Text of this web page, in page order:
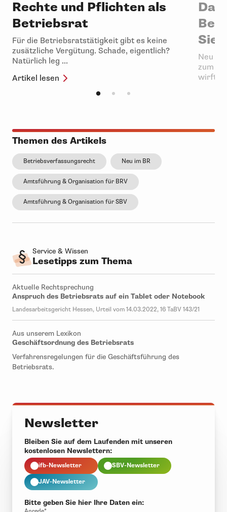
Rechte und Pflichten als
Betriebsrat
Für die Betriebsratstätigkeit gibt es keine
zusätzliche Vergütung. Schade, eigentlich?
Natürlich leg ...
Artikel lesen
Das
Sie
Neu
zum
wirft
Themen des Artikels
Betriebsverfassungsrecht Neu im BR
Amtsführung & Organisation für BRV
Amtsführung & Organisation für SBV
Service & Wissen
Lesetipps zum Thema
Aktuelle Rechtsprechung
Anspruch des Betriebsrats auf ein Tablet oder Notebook
Landesarbeitsgericht Hessen, Urteil vom 14.03.2022, 16 TaBV 143/21
Aus unserem Lexikon
Geschäftsordnung des Betriebsrats
Verfahrensregelungen für die Geschäftsführung des
Betriebsrats.
Newsletter
Bleiben Sie auf dem Laufenden mit unseren
kostenlosen Newslettern:
ifb-Newsletter SBV-Newsletter
JAV-Newsletter
Bitte geben Sie hier Ihre Daten ein: